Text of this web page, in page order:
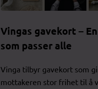
Vingas gavekort –
som passer alle
Vinga tilbyr gavekort som
mottakeren stor frihet til å